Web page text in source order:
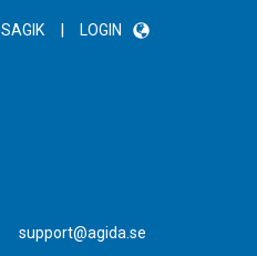
SAGIK | LOGIN
support@agida.se